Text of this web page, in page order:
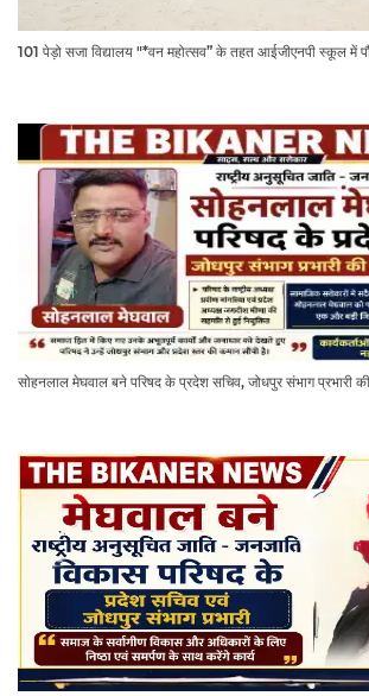
101 पेड़ो सजा विद्यालय "*वन महोत्सव” के तहत आईजीएनपी स्कूल में
सोहनलाल मेघवाल बने परिषद के प्रदेश सचिव, जोधपुर संभाग प्रभारी की